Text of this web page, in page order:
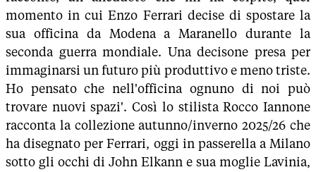
momento in cui Enzo Ferrari decise di spostare la
sua officina da Modena a Maranello durante la
seconda guerra mondiale. Una decisone presa per
immaginarsi un futuro più produttivo e meno triste.
Ho pensato che nell'officina ognuno di noi può
trovare nuovi spazi'. Così lo stilista Rocco Iannone
racconta la collezione autunno/inverno 2025/26 che
ha disegnato per Ferrari, oggi in passerella a Milano
sotto gli occhi di John Elkann e sua moglie Lavinia,